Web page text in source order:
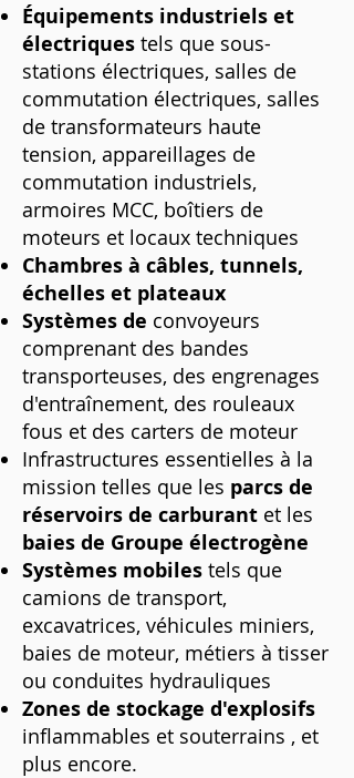
Équipements industriels et
électriques tels que sous-
stations électriques, salles de
commutation électriques, salles
de transformateurs haute
tension, appareillages de
commutation industriels,
armoires MCC, boîtiers de
moteurs et locaux techniques
Chambres à câbles, tunnels,
échelles et plateaux
Systèmes de convoyeurs
comprenant des bandes
transporteuses, des engrenages
d'entraînement, des rouleaux
fous et des carters de moteur
Infrastructures essentielles à la
mission telles que les parcs de
réservoirs de carburant et les
baies de Groupe électrogène
Systèmes mobiles tels que
camions de transport,
excavatrices, véhicules miniers,
baies de moteur, métiers à tisser
ou conduites hydrauliques
Zones de stockage d'explosifs
inflammables et souterrains , et
plus encore.